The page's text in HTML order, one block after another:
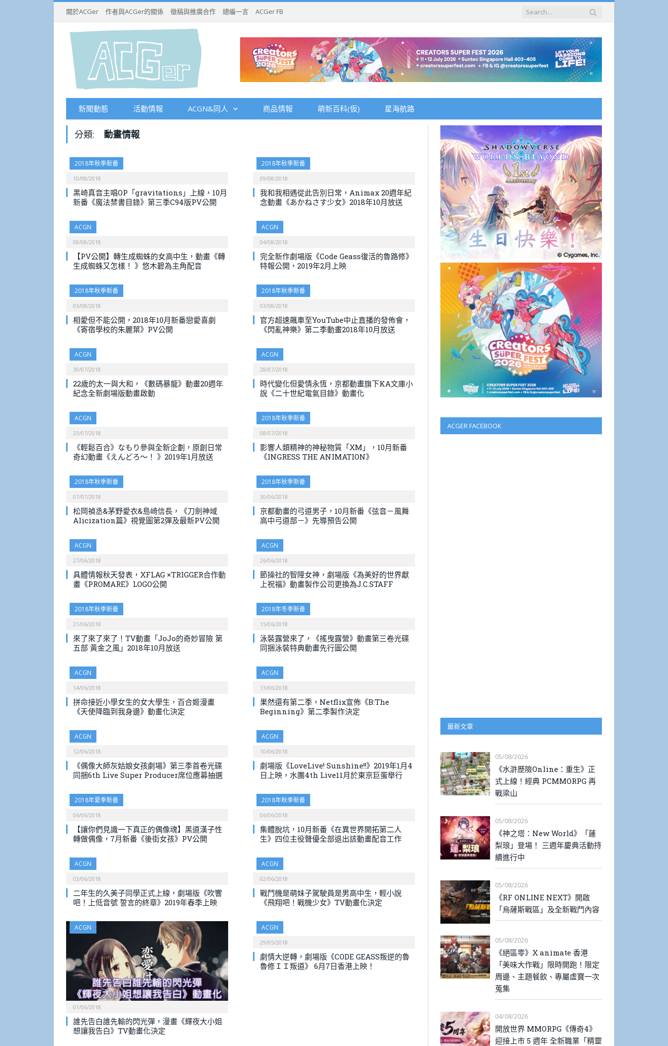
關於ACGer 作者與ACGer的關係 徵稿與推廣合作 總編一言 ACGer FB
新聞動態 活動情報 ACGN&同人 商品情報 萌新百科(仮) 星海航路
分類: 動畫情報
2018年秋季新番
10/08/2018
黑崎真音主唱OP「gravitations」上線，10月
新番《魔法禁書目錄》第三季C94版PV公開
2018年秋季新番
09/08/2018
我和我相遇從此告別日常，Animax 20週年紀
念動畫《あかねさす少女》2018年10月放送
ACGN
08/08/2018
【PV公開】轉生成蜘蛛的女高中生，動畫《轉
生成蜘蛛又怎樣！ 》悠木碧為主角配音
ACGN
04/08/2018
完全新作劇場版《Code Geass復活的魯路修》
特報公開，2019年2月上映
2018年秋季新番
03/08/2018
相愛但不能公開，2018年10月新番戀愛喜劇
《寄宿學校的朱麗葉》PV公開
2018年秋季新番
03/08/2018
官方超速飆車至YouTube中止直播的發佈會，
《閃亂神樂》第二季動畫2018年10月放送
ACGN
30/07/2018
22歲的太一與大和，《數碼暴龍》動畫20週年
紀念全新劇場版動畫啟動
ACGN
28/07/2018
時代變化但愛情永恆，京都動畫旗下KA文庫小
說《二十世紀電氣目錄》動畫化
ACGN
23/07/2018
《輕鬆百合》なもり參與全新企劃，原創日常
奇幻動畫《えんどろ～！ 》2019年1月放送
2018年秋季新番
08/07/2018
影響人類精神的神秘物質「XM」，10月新番
《INGRESS THE ANIMATION》
2018年秋季新番
07/07/2018
松岡禎丞&茅野愛衣&島崎信長，《刀劍神域
Alicization篇》視覺圖第2彈及最新PV公開
2018年秋季新番
30/06/2018
京都動畫的弓道男子，10月新番《弦音－風舞
高中弓道部－》先導預告公開
ACGN
27/06/2018
具體情報秋天發表，XFLAG ×TRIGGER合作動
畫《PROMARE》LOGO公開
ACGN
26/06/2018
節操社的智障女神，劇場版《為美好的世界獻
上祝福》動畫製作公司更換為J.C.STAFF
2018年秋季新番
21/06/2018
來了來了來了！TV動畫「JoJo的奇妙冒險 第
五部 黃金之風」2018年10月放送
2018年冬季新番
15/06/2018
泳裝露營來了，《搖曳露營》動畫第三卷光碟
同捆泳裝特典動畫先行圖公開
ACGN
14/06/2018
拼命接近小學女生的女大學生，百合姬漫畫
《天使降臨到我身邊》動畫化決定
ACGN
13/06/2018
果然還有第二季，Netflix宣佈《B:The
Beginning》第二季製作決定
ACGN
12/06/2018
《偶像大師灰姑娘女孩劇場》第三季首卷光碟
同捆6th Live Super Producer席位應募抽選
ACGN
10/06/2018
劇場版《LoveLive! Sunshine!!》2019年1月4
日上映，水團4th Live11月於東京巨蛋舉行
2018年夏季新番
06/06/2018
【讓你們見識一下真正的偶像魂】黑道漢子性
轉做偶像，7月新番《後街女孩》PV公開
2018年秋季新番
06/06/2018
集體脫坑，10月新番《在異世界開拓第二人
生》四位主役聲優全部退出該動畫配音工作
ACGN
03/06/2018
二年生的久美子同學正式上線，劇場版《吹響
吧！上低音號 誓言的終章》2019年春季上映
ACGN
02/06/2018
戰鬥機是萌妹子駕駛員是男高中生，輕小說
《飛翔吧！戰機少女》TV動畫化決定
ACGN
01/06/2018
誰先告白誰先輸的閃光彈，漫畫《輝夜大小姐
想讓我告白》TV動畫化決定
ACGN
29/05/2018
劇情大逆轉，劇場版《CODE GEASS叛逆的魯
魯修ＩＩ叛道》 6月7日香港上映！
ACGER FACEBOOK
最新文章
05/08/2026
《水滸歷險Online：重生》正
式上線！經典 PCMMORPG 再
戰梁山
05/08/2026
《神之塔：New World》「蓮
梨琅」登場！ 三週年慶典活動持
續進行中
05/08/2026
《RF ONLINE NEXT》開啟
「烏薩斯戰區」及全新戰鬥內容
05/08/2026
《絕區零》X animate 香港
「美味大作戰」限時開跑！限定
周邊、主題餐飲、專屬虛寶一次
蒐集
04/08/2026
開放世界 MMORPG《傳奇4》
迎接上市 5 週年 全新職業「精靈